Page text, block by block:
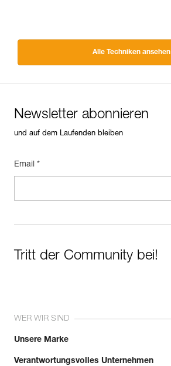
Alle Techniken ansehen
Newsletter abonnieren
und auf dem Laufenden bleiben
Email *
Tritt der Community bei!
WER WIR SIND
Unsere Marke
Verantwortungsvolles Unternehmen